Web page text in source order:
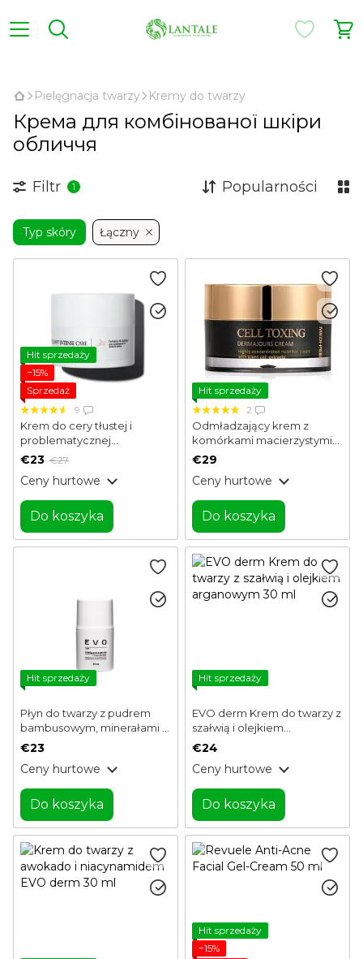
Pielęgnacja twarzy Kremy do twarzy
Крема для комбінованої шкіри
обличчя
Filtr 1 Popularności
Typ skóry Łączny
Hit sprzedaży
−15%
Sprzedaż
9
Krem do cery tłustej i
problematycznej
Corneotherapy Intense Care
€23 €27
Ceny hurtowe
Do koszyka
Hit sprzedaży
2
Odmładzający krem ​​z
komórkami macierzystymi
Cell Toxing Dermajours
€29
Ceny hurtowe
Do koszyka
Hit sprzedaży
Płyn do twarzy z pudrem
bambusowym, minerałami i
probiotykami EVO derm 30
€23
Ceny hurtowe
Do koszyka
Hit sprzedaży
EVO derm Krem do twarzy z
szałwią i olejkiem
arganowym 30 ml
€24
Ceny hurtowe
Do koszyka
Hit sprzedaży
−15%